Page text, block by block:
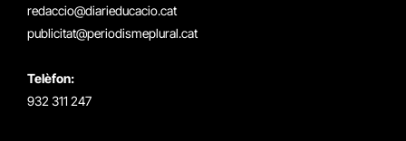
redaccio@diarieducacio.cat
publicitat@periodismeplural.cat
Telèfon:
932 311 247